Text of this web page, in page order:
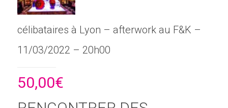
célibataires à Lyon – afterwork au F&K –
11/03/2022 – 20h00
50,00€